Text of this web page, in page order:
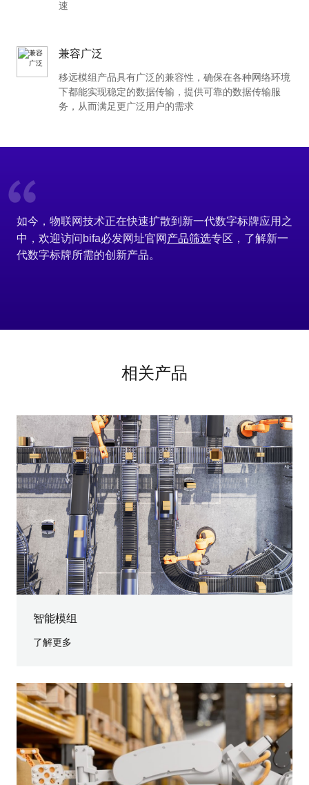
速
兼容广泛
移远模组产品具有广泛的兼容性，确保在各种网络环境
下都能实现稳定的数据传输，提供可靠的数据传输服
务，从而满足更广泛用户的需求
如今，物联网技术正在快速扩散到新一代数字标牌应用之
中，欢迎访问bifa必发网址官网 产品筛选专区，了解新一
代数字标牌所需的创新产品。
相关产品
智能模组
了解更多